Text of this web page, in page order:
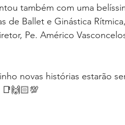
também com uma
de Ballet e Ginástica
Pe. Américo
novas histórias estarão